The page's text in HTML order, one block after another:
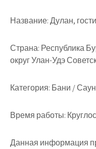
Название:Дулан,
Страна: Республика
округ Улан-Удэ
Категория: Бани /
Время работы:
Данная информация